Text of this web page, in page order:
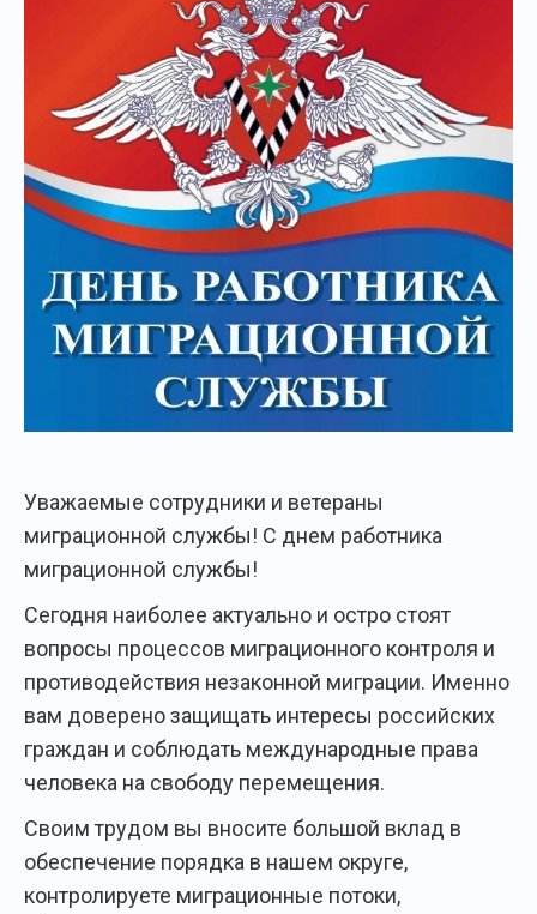
Уважаемые сотрудники и ветераны
миграционной службы! С днем работника
миграционной службы!
Сегодня наиболее актуально и остро стоят
вопросы процессов миграционного контроля и
противодействия незаконной миграции. Именно
вам доверено защищать интересы российских
граждан и соблюдать международные права
человека на свободу перемещения.
Своим трудом вы вносите большой вклад в
обеспечение порядка в нашем округе,
контролируете миграционные потоки,